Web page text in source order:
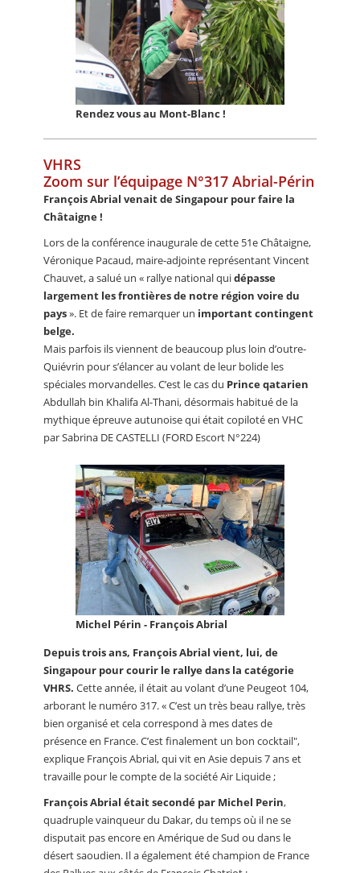
Rendez vous au Mont-Blanc !
VHRS
Zoom sur l’équipage N°317 Abrial-Périn
François Abrial venait de Singapour pour faire la
Châtaigne !
Lors de la conférence inaugurale de cette 51e Châtaigne,
Véronique Pacaud, maire-adjointe représentant Vincent
Chauvet, a salué un « rallye national quidépasse
largement les frontières de notre région voire du
pays». Et de faire remarquer un important contingent
belge.
Mais parfois ils viennent de beaucoup plus loin d’outre-
Quiévrin pour s’élancer au volant de leur bolide les
spéciales morvandelles. C’est le cas du Prince qatarien
Abdullah bin Khalifa Al-Thani, désormais habitué de la
mythique épreuve autunoise qui était copiloté en VHC
par Sabrina DE CASTELLI (FORD Escort N°224)
Michel Périn - François Abrial
Depuis trois ans, François Abrial vient, lui, de
Singapour pour courir le rallye dans la catégorie
VHRS. Cette année, il était au volant d’une Peugeot 104,
arborant le numéro 317. « C’est un très beau rallye, très
bien organisé et cela correspond à mes dates de
présence en France. C’est finalement un bon cocktail",
explique François Abrial, qui vit en Asie depuis 7 ans et
travaille pour le compte de la société Air Liquide ;
François Abrial était secondé par Michel Perin,
quadruple vainqueur du Dakar, du temps où il ne se
disputait pas encore en Amérique de Sud ou dans le
désert saoudien. Il a également été champion de France